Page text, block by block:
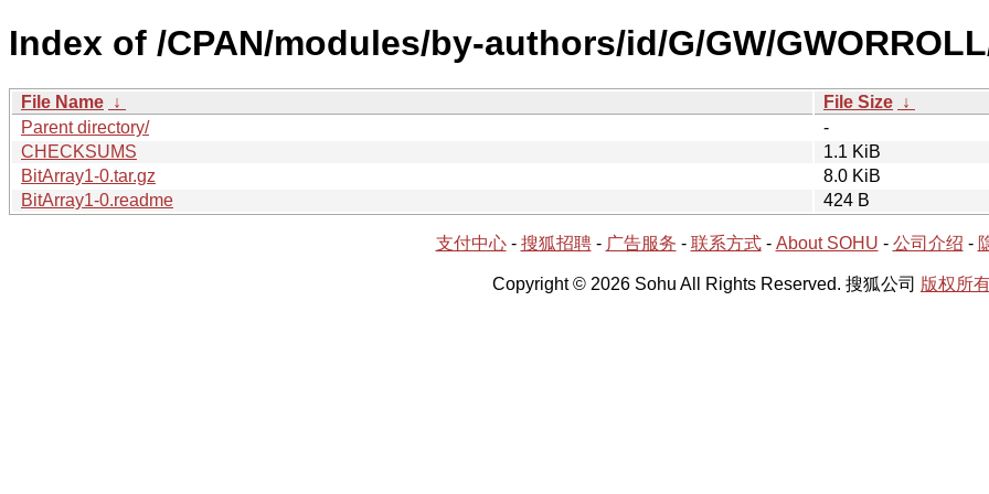
Index of /CPAN/modules/by-authors/id/G/GW/
File Name ↓ File Size ↓
Parent directory/
-
CHECKSUMS
1.1 KiB
BitArray1-0.tar.gz
8.0 KiB
BitArray1-0.readme
424 B
支付中心- 搜狐招聘- 广告服务 - 联系方式- About SOHU - 公司介绍 -
Copyright © 2026 Sohu All Rights Reserved. 搜狐公司 版权所